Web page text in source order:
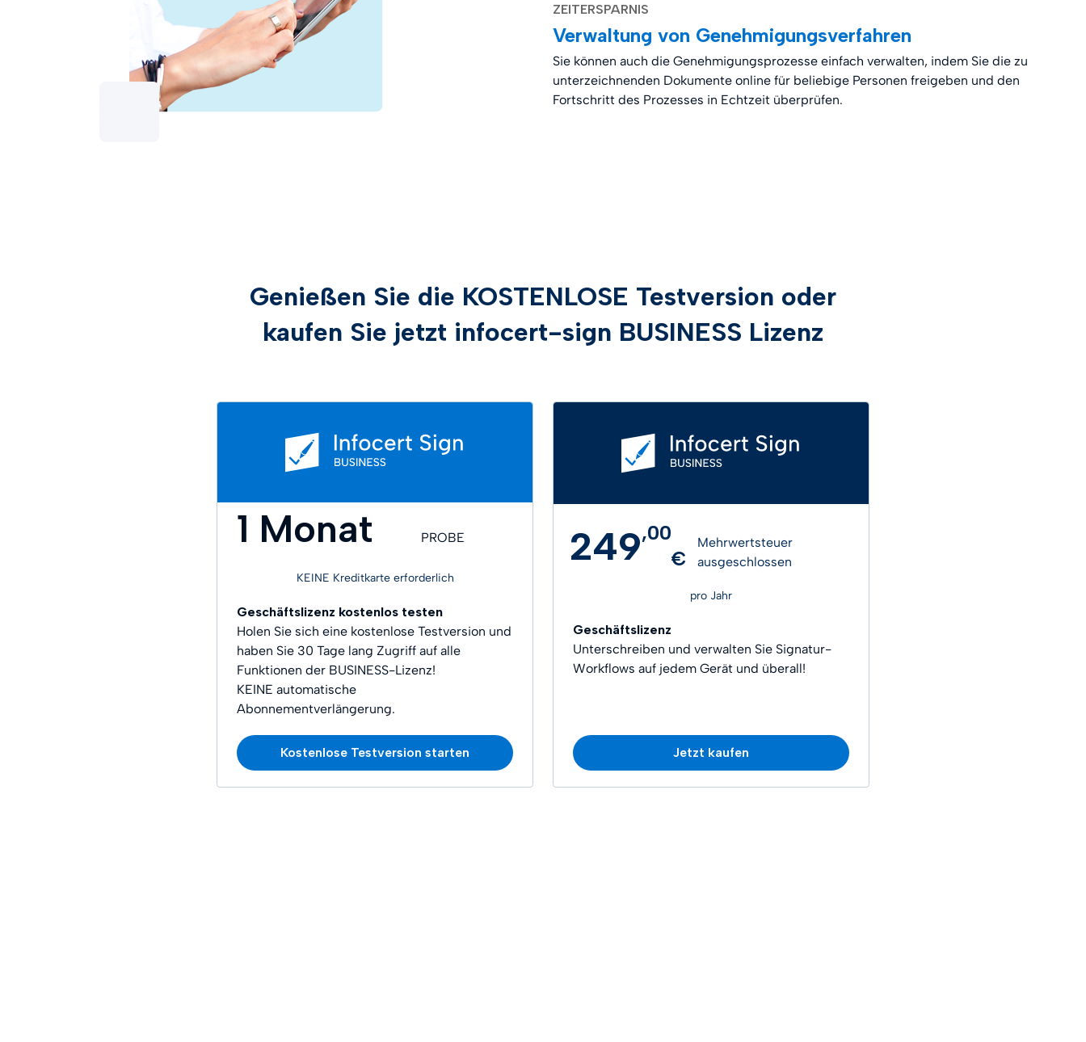
ZEITERSPARNIS
Verwaltung von Genehmigungsverfahren
Sie können auch die Genehmigungsprozesse einfach verwalten, indem Sie die zu
unterzeichnenden Dokumente online für beliebige Personen freigeben und den
Fortschritt des Prozesses in Echtzeit überprüfen.
Genießen Sie die KOSTENLOSE Testversion oder
kaufen Sie jetzt infocert-sign BUSINESS Lizenz
1 Monat PROBE
KEINE Kreditkarte erforderlich
Geschäftslizenz kostenlos testen
Holen Sie sich eine kostenlose Testversion und
haben Sie 30 Tage lang Zugriff auf alle
Funktionen der BUSINESS-Lizenz!
KEINE automatische
Abonnementverlängerung.
Kostenlose Testversion starten
249,00
€
Mehrwertsteuer
ausgeschlossen
pro Jahr
Geschäftslizenz
Unterschreiben und verwalten Sie Signatur-
Workflows auf jedem Gerät und überall!
Jetzt kaufen